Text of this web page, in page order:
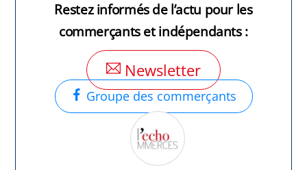
Restez informés de l’actu pour les
commerçants et indépendants :
Newsletter
Groupe des commerçants